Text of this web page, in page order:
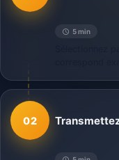
5 min
02